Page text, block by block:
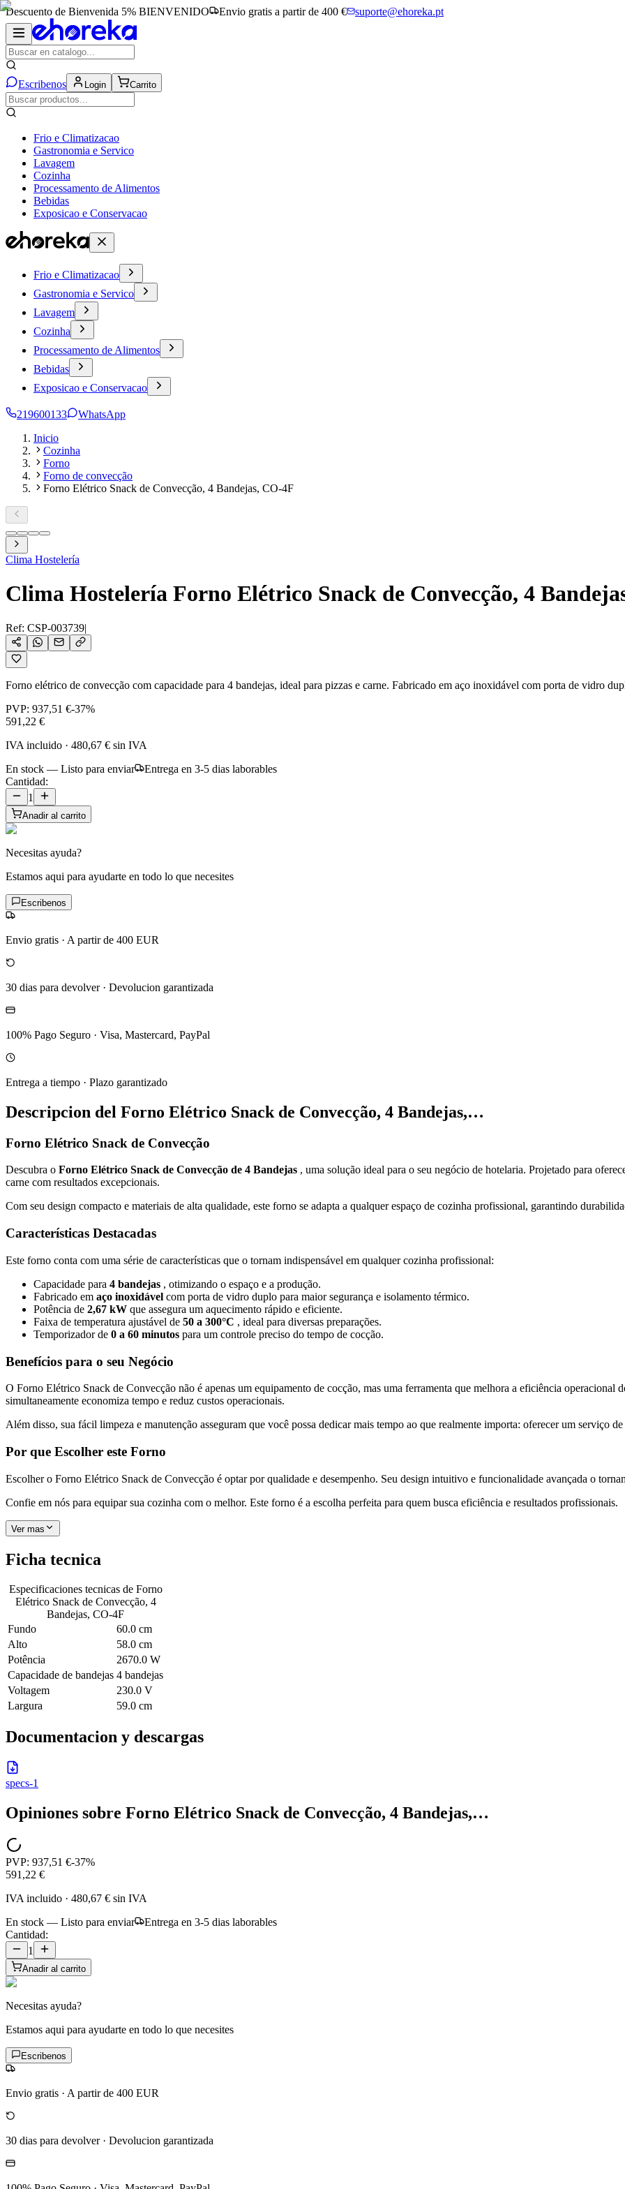
Descuento de Bienvenida 5% BIENVENIDO Envio gratis a partir de 400 € suporte@ehoreka.pt
Escribenos Login Carrito
Frio e Climatizacao
Gastronomia e Servico
Lavagem
Cozinha
Processamento de Alimentos
Bebidas
Exposicao e Conservacao
Frio e Climatizacao
Gastronomia e Servico
Lavagem
Cozinha
Processamento de Alimentos
Bebidas
Exposicao e Conservacao
219600133
WhatsApp
Inicio
Cozinha
Forno
Forno de convecção
Forno Elétrico Snack de Convecção, 4 Bandejas, CO-4F
Clima Hostelería
Clima Hostelería Forno Elétrico Snack de Convecção, 4
Ref: CSP-003739|
Forno elétrico de convecção com capacidade para 4 bandejas, ideal para pizzas e carne. Fabricado em aço inoxidável com porta de vidro
PVP: 937,51 €-37%
591,22 €
IVA incluido · 480,67 € sin IVA
En stock — Listo para enviar
Entrega en 3-5 dias laborables
Cantidad:
1
Anadir al carrito
Necesitas ayuda?
Estamos aqui para ayudarte en todo lo que necesites
Escribenos
Envio gratis · A partir de 400 EUR
30 dias para devolver· Devolucion garantizada
100% Pago Seguro · Visa, Mastercard, PayPal
Entrega a tiempo · Plazo garantizado
Descripcion del Forno Elétrico Snack de Convecção, 4 Bandejas,…
Forno Elétrico Snack de Convecção
Descubra o Forno Elétrico Snack de Convecção de 4 Bandejas , uma solução ideal para o seu negócio de hotelaria. Projetado para
carne com resultados excepcionais.
Com seu design compacto e materiais de alta qualidade, este forno se adapta a qualquer espaço de cozinha profissional, garantindo
Características Destacadas
Este forno conta com uma série de características que o tornam indispensável em qualquer cozinha profissional:
Capacidade para 4 bandejas , otimizando o espaço e a produção.
Fabricado em aço inoxidável com porta de vidro duplo para maior segurança e isolamento térmico.
Potência de 2,67 kW que assegura um aquecimento rápido e eficiente.
Faixa de temperatura ajustável de 50 a 300°C , ideal para diversas preparações.
Temporizador de 0 a 60 minutos para um controle preciso do tempo de cocção.
Benefícios para o seu Negócio
O Forno Elétrico Snack de Convecção não é apenas um equipamento de cocção, mas uma ferramenta que melhora a eficiência operacional
simultaneamente economiza tempo e reduz custos operacionais.
Além disso, sua fácil limpeza e manutenção asseguram que você possa dedicar mais tempo ao que realmente importa: oferecer um serviço
Por que Escolher este Forno
Escolher o Forno Elétrico Snack de Convecção é optar por qualidade e desempenho. Seu design intuitivo e funcionalidade avançada o
Confie em nós para equipar sua cozinha com o melhor. Este forno é a escolha perfeita para quem busca eficiência e resultados profissionais.
Ver mas
Ficha tecnica
Especificaciones tecnicas de Forno
Elétrico Snack de Convecção, 4
Bandejas, CO-4F
Fundo
60.0 cm
Alto
58.0 cm
Potência
2670.0 W
Capacidade de bandejas 4 bandejas
Voltagem
230.0 V
Largura
59.0 cm
Documentacion y descargas
specs-1
Opiniones sobre Forno Elétrico Snack de Convecção, 4 Bandejas,…
PVP: 937,51 €-37%
591,22 €
IVA incluido · 480,67 € sin IVA
En stock — Listo para enviar
Entrega en 3-5 dias laborables
Cantidad:
1
Anadir al carrito
Necesitas ayuda?
Estamos aqui para ayudarte en todo lo que necesites
Escribenos
Envio gratis · A partir de 400 EUR
30 dias para devolver· Devolucion garantizada